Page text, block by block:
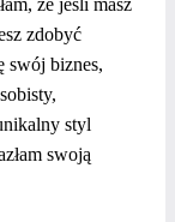
że jeśli masz
zdobyć
swój biznes,
styl
swoją